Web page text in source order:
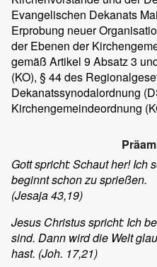
Evangelischen Dekanats
Erprobung neuer
der Ebenen der
gemäß Artikel 9 Absatz 3
(KO), § 44 des
Dekanatssynodalordnung
Kirchengemeindeordnung
Gott spricht: Schaut her! Ich
beginnt schon zu sprießen.
(Jesaja 43,19)
Jesus Christus spricht: Ich
sind. Dann wird die Welt
hast. (Joh. 17,21)